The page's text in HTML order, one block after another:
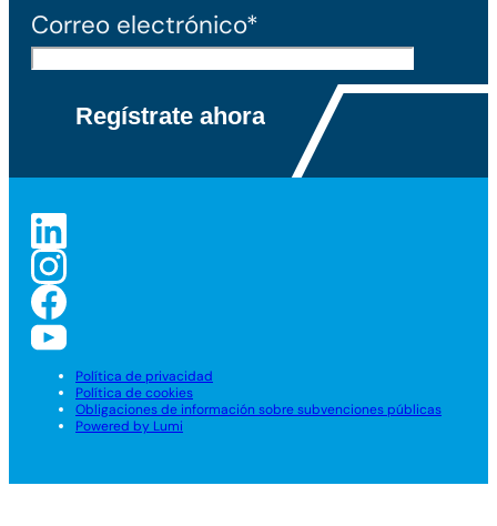
Correo electrónico*
Política de privacidad
Política de cookies
Obligaciones de información sobre subvenciones públicas
Powered by Lumi